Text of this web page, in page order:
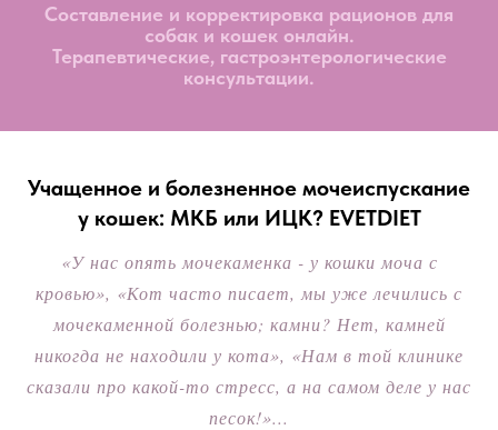
Составление и корректировка рационов для
собак и кошек онлайн.
Терапевтические, гастроэнтерологические
консультации.
Учащенное и болезненное мочеиспускание
у кошек: МКБ или ИЦК? EVETDIET
«У нас опять мочекаменка - у кошки моча с
кровью», «Кот часто писает, мы уже лечились с
мочекаменной болезнью; камни? Нет, камней
никогда не находили у кота», «Нам в той клинике
сказали про какой-то стресс, а на самом деле у нас
песок!»...